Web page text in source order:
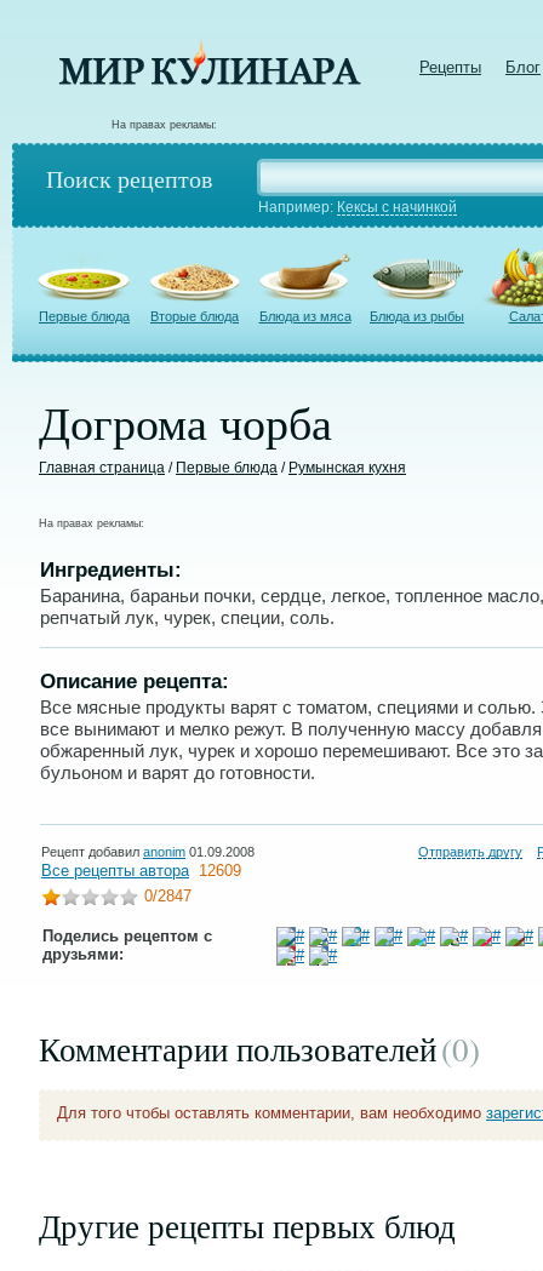
Рецепты Блог
На правах рекламы:
Поиск рецептов
Например: Кексы с начинкой
Первые блюда Вторые блюда Блюда из мяса Блюда из рыбы
Догрома чорба
Главная страница / Первые блюда / Румынская кухня
На правах рекламы:
Ингредиенты:
Баранина, бараньи почки, сердце, легкое, топленное
репчатый лук, чурек, специи, соль.
Описание рецепта:
Все мясные продукты варят с томатом, специями и солью.
все вынимают и мелко режут. В полученную массу
обжаренный лук, чурек и хорошо перемешивают. Все это
бульоном и варят до готовности.
Рецепт добавил anonim 01.09.2008 Отправить другу
Все рецепты автора 12609
0/2847
Поделись рецептом с
друзьями:
Комментарии пользователей(0)
Для того чтобы оставлять комментарии, вам необходимо
Другие рецепты первых блюд